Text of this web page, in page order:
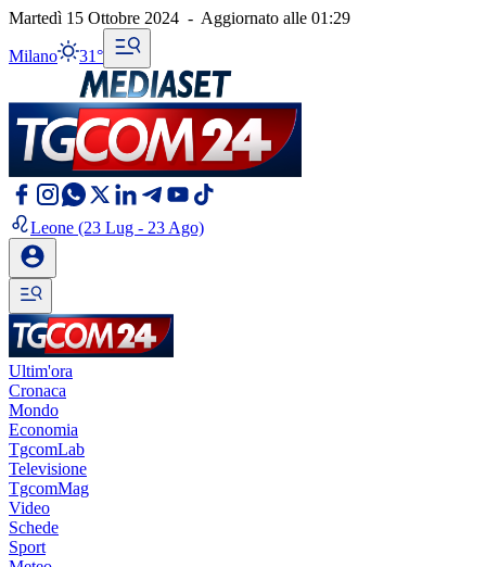
Martedì 15 Ottobre 2024 - Aggiornato alle 01:29
Milano 31°
Leone (23 Lug - 23 Ago)
Ultim'ora
Cronaca
Mondo
Economia
TgcomLab
Televisione
TgcomMag
Video
Schede
Sport